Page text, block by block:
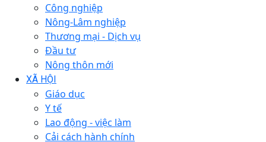
Công nghiệp
Nông-Lâm nghiệp
Thương mại - Dịch vụ
Đầu tư
Nông thôn mới
XÃ HỘI
Giáo dục
Y tế
Lao động - việc làm
Cải cách hành chính